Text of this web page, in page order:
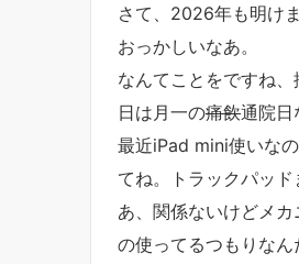
さて、2026年も明け
おっかしいなあ。
なんてことをですね
日は月一の痛飲通院日
最近iPad mini使いな
てね。トラックパッ
あ、関係ないけどメ
の使ってるつもりな